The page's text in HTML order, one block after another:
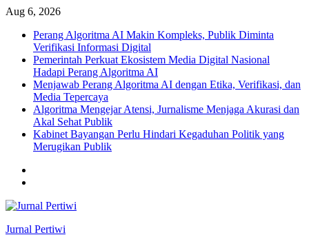
Skip
content
Aug 6, 2026
Perang Algoritma AI Makin Kompleks, Publik Diminta
Verifikasi Informasi Digital
Pemerintah Perkuat Ekosistem Media Digital Nasional
Hadapi Perang Algoritma AI
Menjawab Perang Algoritma AI dengan Etika, Verifikasi, dan
Media Tepercaya
Algoritma Mengejar Atensi, Jurnalisme Menjaga Akurasi dan
Akal Sehat Publik
Kabinet Bayangan Perlu Hindari Kegaduhan Politik yang
Merugikan Publik
Jurnal Pertiwi